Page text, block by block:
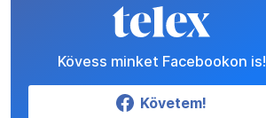
Kövess minket Facebookon is!
Követem!